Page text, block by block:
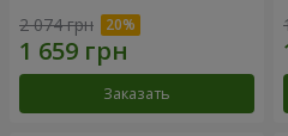
2 074 грн
Заказать